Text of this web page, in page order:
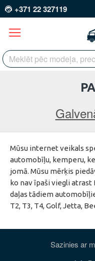
+371 22 327119
Mūsu internet veikals
automobīļu, kemperu,
jomā. Mūsu mērķis
ko nav īpaši viegli
daļas tādiem
T2, T3, T4, Golf, Jetta,
Sazinies ar